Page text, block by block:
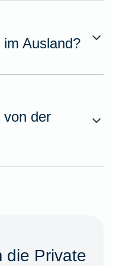
Ausland?
von der
die Private